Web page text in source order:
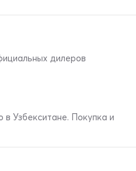
дилеров
Узбекситане. Покупка и